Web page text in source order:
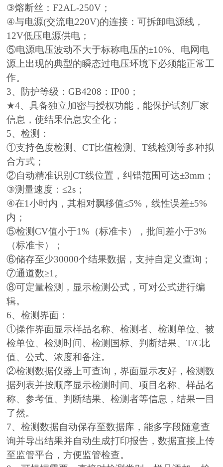
③熔断丝：F2AL-250V；
④与电源(交流电220V)的连接：可拆卸电源线，
12V低压电源供电；
⑤电源电压波动不大于标称电压的±10%、电网电
源上出现的典型的瞬态过电压环境下必须能正常工
作。
3、防护等级：GB4208：IP00；
★4、具备独立加密与授权功能，能保护试剂厂家
信息，使结果信息安全化；
5、检测：
①支持色度检测、CT比值检测、T线检测等多种拟
合方式；
②自动精准识别CT线位置，纠错范围可达±3mm；
③测量速度：≤2s；
④在1小时内，其相对飘移值≤5%，线性误差±5%
内；
⑤检测CV值小于1%（标准卡），批间差小于3%
（标准卡）；
⑥储存至少30000个结果数据，支持自定义查询；
⑦通道数≥1。
⑧可定量检测，显示检测公式，可对公式进行编
辑。
6、检测界面：
①操作界面显示样品名称、检测者、检测单位、被
检单位、检测时间、检测国标、判断结果、T/C比
值、公式、浓度和备注。
②检测数据仪器上可查询，界面显示友好，检测数
据列表并按顺序显示检测时间、项目名称、样品名
称、参考值、判断结果、检测者等信息，结果一目
了然。
7、检测数据自动保存至数据库，能多字段随意查
询并导出结果并自动生成打印报告，数据直接上传
至监管平台，方便监管检查。